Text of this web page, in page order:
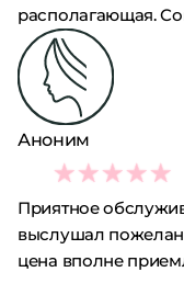
располагающая.
Аноним
4
Приятное
выслушал
цена вполне